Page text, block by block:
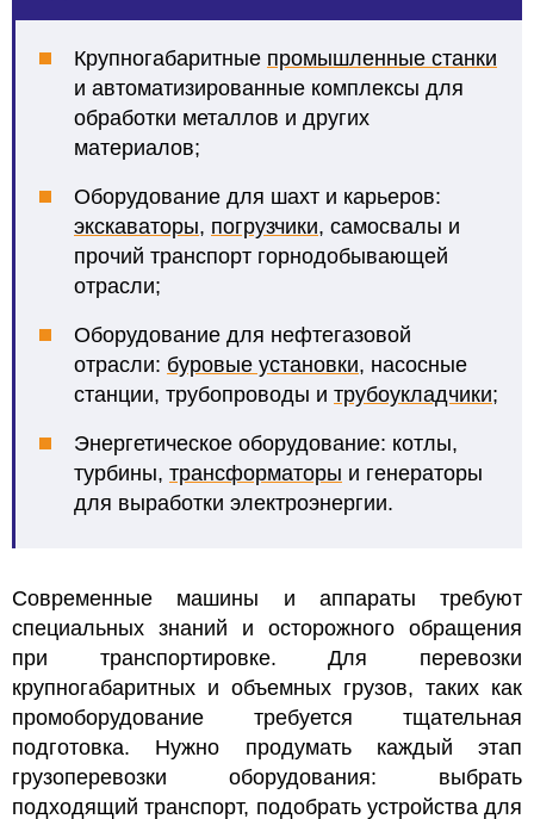
Крупногабаритные промышленные станки
и автоматизированные комплексы для
обработки металлов и других
материалов;
Оборудование для шахт и карьеров:
экскаваторы, погрузчики, самосвалы и
прочий транспорт горнодобывающей
отрасли;
Оборудование для нефтегазовой
отрасли: буровые установки, насосные
станции, трубопроводы и трубоукладчики;
Энергетическое оборудование: котлы,
турбины, трансформаторы и генераторы
для выработки электроэнергии.
Современные машины и аппараты требуют
специальных знаний и осторожного обращения
при транспортировке. Для перевозки
крупногабаритных и объемных грузов, таких как
промоборудование требуется тщательная
подготовка. Нужно продумать каждый этап
грузоперевозки оборудования: выбрать
подходящий транспорт, подобрать устройства для